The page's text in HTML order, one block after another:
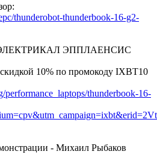
thunderobot-thunderbook-16-g2-
ЭППЛАЕНСИС
10% по промокоду IXBT10
performance_laptops/thunderbook-16-
- Михаил Рыбаков